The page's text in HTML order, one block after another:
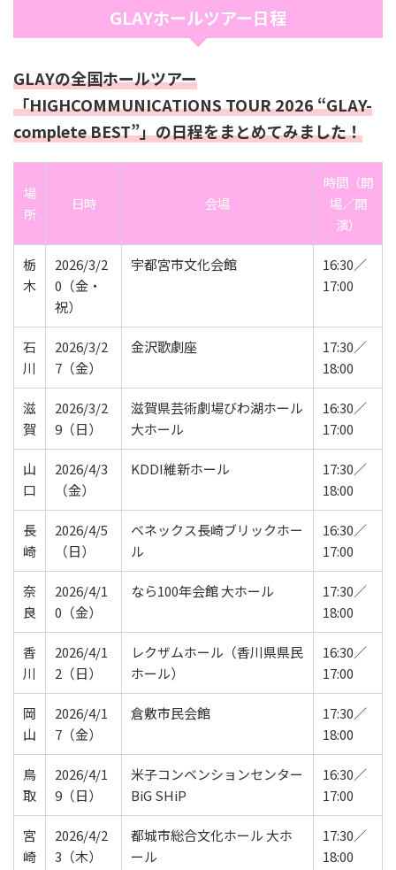
GLAYホールツアー日程
GLAYの全国ホールツアー
「HIGHCOMMUNICATIONS TOUR 2026 “GLAY-
complete BEST”」の日程をまとめてみました！
場
所
日時 会場
時間（開
場／開
演）
栃
木
2026/3/2
0（金・
祝）
宇都宮市文化会館
16:30／
17:00
石
川
2026/3/2
7（金）
金沢歌劇座
17:30／
18:00
滋
賀
2026/3/2
9（日）
滋賀県芸術劇場びわ湖ホール
大ホール
16:30／
17:00
山
口
2026/4/3
（金）
KDDI維新ホール
17:30／
18:00
長
崎
2026/4/5
（日）
ベネックス長崎ブリックホー
ル
16:30／
17:00
奈
良
2026/4/1
0（金）
なら100年会館 大ホール
17:30／
18:00
香
川
2026/4/1
2（日）
レクザムホール（香川県県民
ホール）
16:30／
17:00
岡
山
2026/4/1
7（金）
倉敷市民会館
17:30／
18:00
鳥
取
2026/4/1
9（日）
米子コンベンションセンター
BiG SHiP
16:30／
17:00
宮
崎
2026/4/2
3（木）
都城市総合文化ホール 大ホ
ール
17:30／
18:00